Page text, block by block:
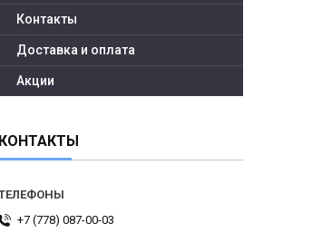
Контакты
Доставка и оплата
Акции
КОНТАКТЫ
+7 (778) 087-00-03